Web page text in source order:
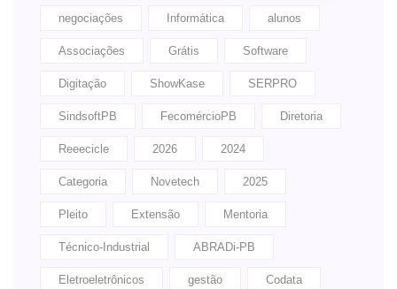
negociações Informática alunos
Associações Grátis Software
Digitação ShowKase SERPRO
SindsoftPB FecomércioPB Diretoria
Reeecicle 2026 2024
Categoria Novetech 2025
Pleito Extensão Mentoria
Técnico-Industrial ABRADi-PB
Eletroeletrônicos gestão Codata